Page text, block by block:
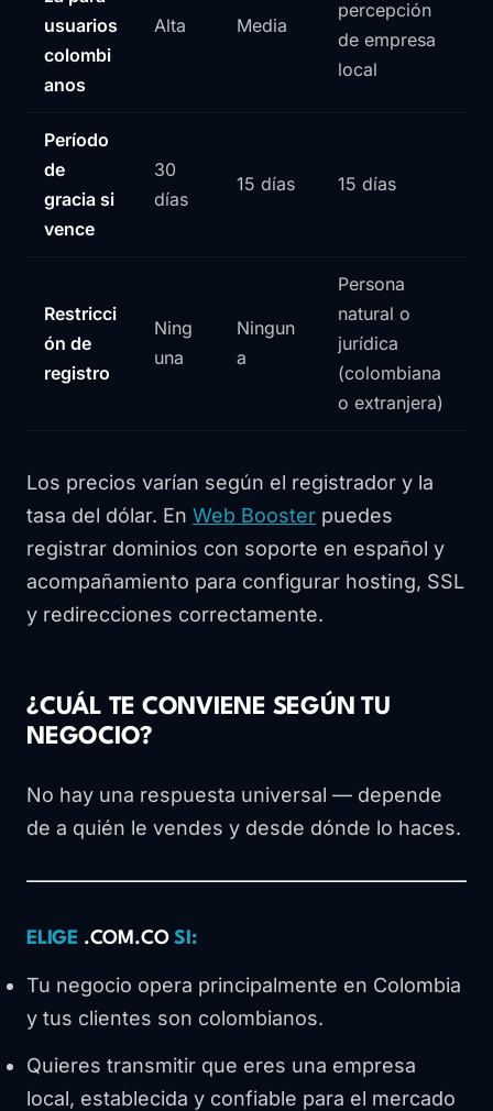
usuarios
colombi
anos
Alta Media
percepción
de empresa
local
Período
de
gracia si
vence
30
días
15 días 15 días
Restricci
ón de
registro
Ning
una
Ningun
a
Persona
natural o
jurídica
(colombiana
o extranjera)
Los precios varían según el registrador y la
tasa del dólar. En Web Booster puedes
registrar dominios con soporte en español y
acompañamiento para configurar hosting, SSL
y redirecciones correctamente.
¿CUÁL TE CONVIENE SEGÚN TU
NEGOCIO?
No hay una respuesta universal — depende
de a quién le vendes y desde dónde lo haces.
ELIGE .COM.COSI:
Tu negocio opera principalmente en Colombia
y tus clientes son colombianos.
Quieres transmitir que eres una empresa
local, establecida y confiable para el mercado